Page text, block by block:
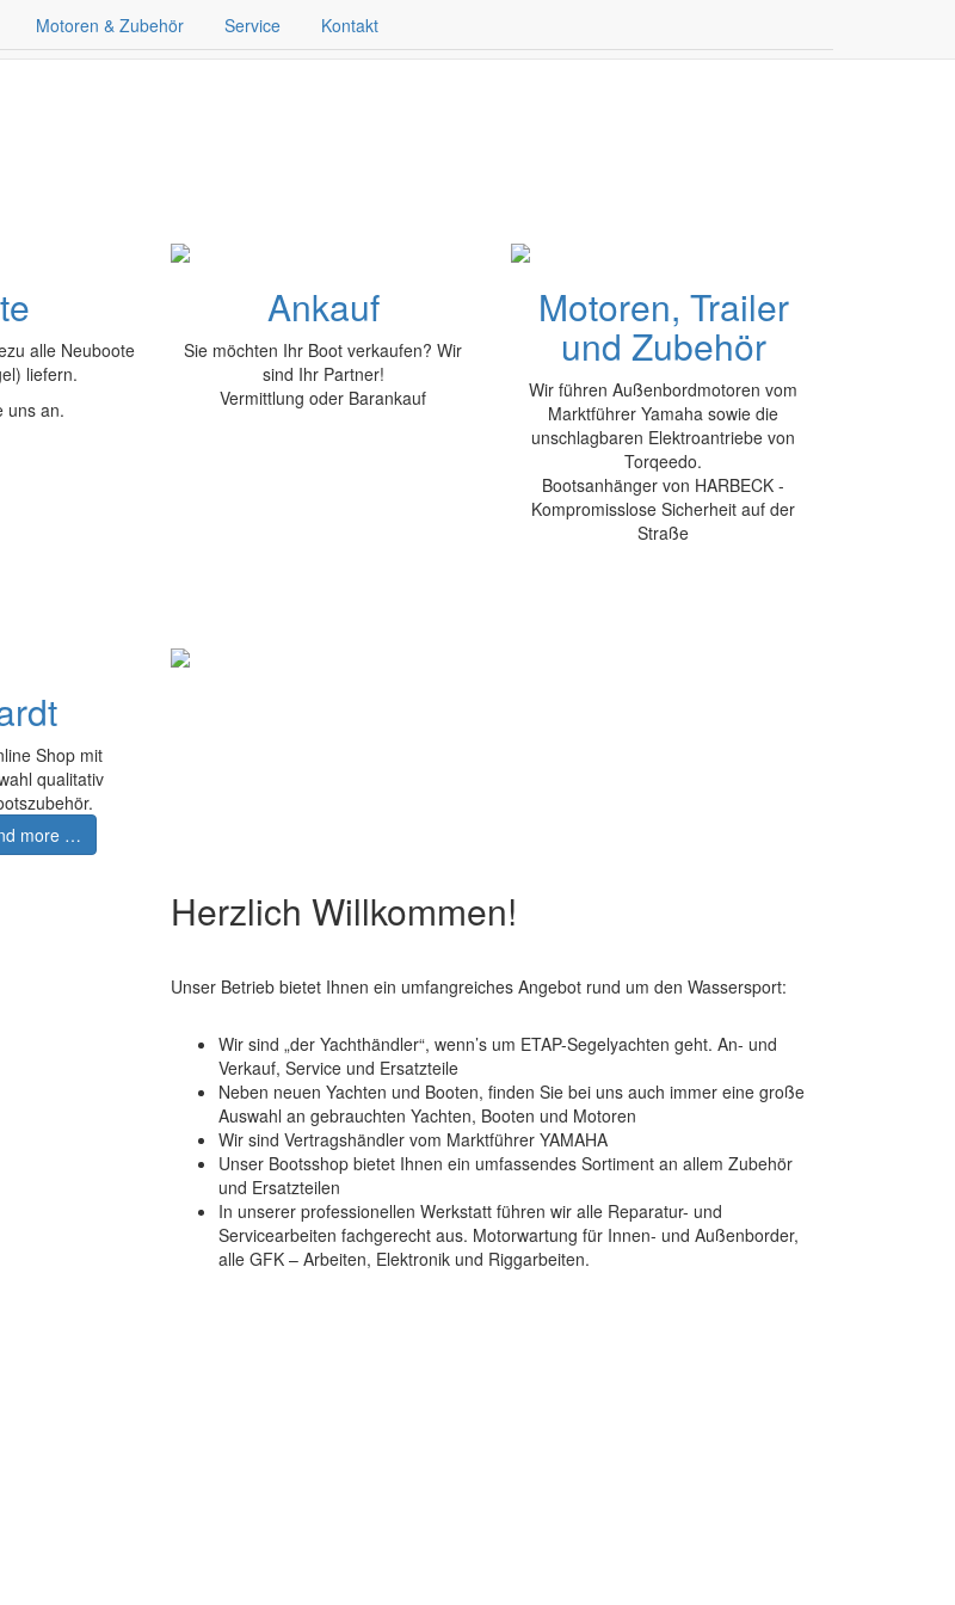
Motoren & Zubehör Service Kontakt
Partner bei Yachtkauf
alle Neuboote
liefern.
uns an.
Ankauf
Sie möchten Ihr Boot verkaufen? Wir
sind Ihr Partner!
Vermittlung oder Barankauf
Motoren, Trailer
und Zubehör
Wir führen Außenbordmotoren vom
Marktführer Yamaha sowie die
unschlagbaren Elektroantriebe von
Torqeedo.
Bootsanhänger von HARBECK -
Kompromisslose Sicherheit auf der
Straße
Shop mit
qualitativ
more …
Herzlich Willkommen!
Unser Betrieb bietet Ihnen ein umfangreiches Angebot rund um den Wassersport:
Wir sind „der Yachthändler“, wenn’s um ETAP-Segelyachten geht. An- und
Verkauf, Service und Ersatzteile
Neben neuen Yachten und Booten, finden Sie bei uns auch immer eine große
Auswahl an gebrauchten Yachten, Booten und Motoren
Wir sind Vertragshändler vom Marktführer YAMAHA
Unser Bootsshop bietet Ihnen ein umfassendes Sortiment an allem Zubehör
und Ersatzteilen
In unserer professionellen Werkstatt führen wir alle Reparatur- und
Servicearbeiten fachgerecht aus. Motorwartung für Innen- und Außenborder,
alle GFK – Arbeiten, Elektronik und Riggarbeiten.